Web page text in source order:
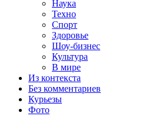
Наука
Техно
Спорт
Здоровье
Шоу-бизнес
Культура
В мире
Из контекста
Без комментариев
Курьезы
Фото